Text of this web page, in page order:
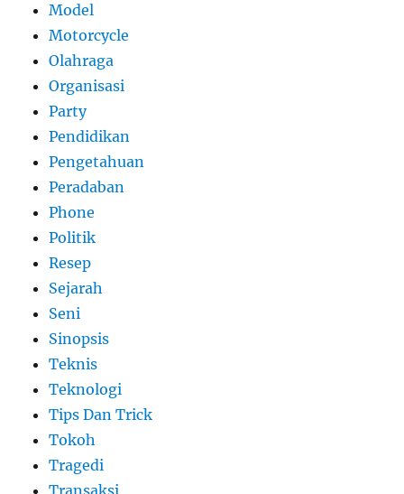
Model
Motorcycle
Olahraga
Organisasi
Party
Pendidikan
Pengetahuan
Peradaban
Phone
Politik
Resep
Sejarah
Seni
Sinopsis
Teknis
Teknologi
Tips Dan Trick
Tokoh
Tragedi